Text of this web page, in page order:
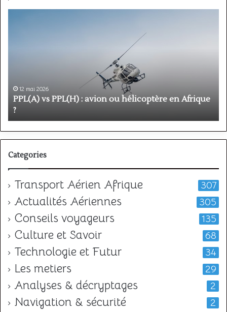
PPL(A)
en
Afrique
12 mai 2026
PPL(A) vs PPL(H) : avion ou hélicoptère en Afrique
?
Categories
Transport Aérien Afrique 307
Actualités Aériennes 305
Conseils voyageurs 135
Culture et Savoir 68
Technologie et Futur 34
Les metiers 29
Analyses & décryptages 2
Navigation & sécurité 2